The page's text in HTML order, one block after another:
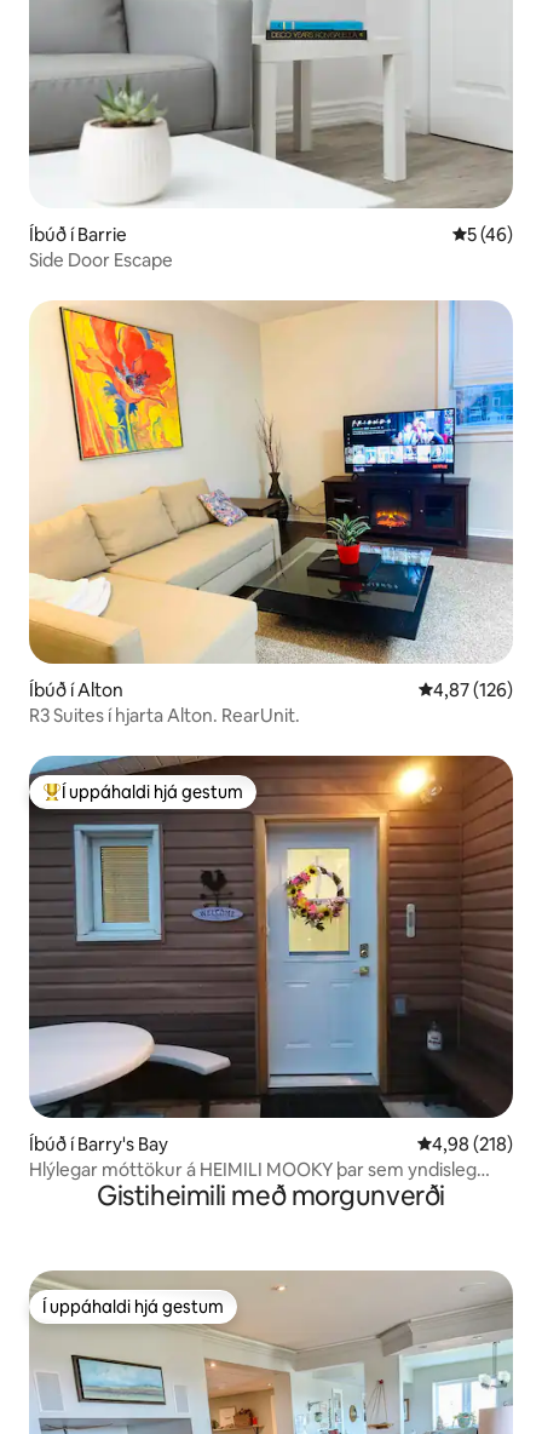
Íbúð í Barrie 5 af 5 í
5 (46)
Side Door Escape
Íbúð í Alton 4,87 af 5 í
4,87 (126)
R3 Suites í hjarta Alton. RearUnit.
Í mestu uppáhaldi hjá gestum
Í uppáhaldi hjá gestum
Íbúð í Barry's Bay 4,98 af 5 í
4,98 (218)
Hlýlegar móttökur á HEIMILI MOOKY þar sem yndisleg
Gistiheimili með morgunverði
Í uppáhaldi hjá gestum
Í uppáhaldi hjá gestum